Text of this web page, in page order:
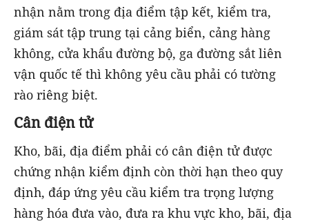
nhận nằm trong địa điểm tập kết, kiểm tra,
giám sát tập trung tại cảng biển, cảng hàng
không, cửa khẩu đường bộ, ga đường sắt liên
vận quốc tế thì không yêu cầu phải có tường
rào riêng biệt.
Cân điện tử
Kho, bãi, địa điểm phải có cân điện tử được
chứng nhận kiểm định còn thời hạn theo quy
định, đáp ứng yêu cầu kiểm tra trọng lượng
hàng hóa đưa vào, đưa ra khu vực kho, bãi, địa